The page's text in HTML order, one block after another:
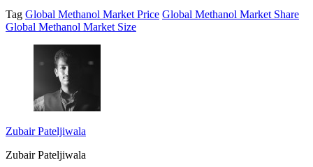
Tag Global Methanol Market Price Global Methanol Market Share
Global Methanol Market Size
Zubair Pateljiwala
Zubair Pateljiwala